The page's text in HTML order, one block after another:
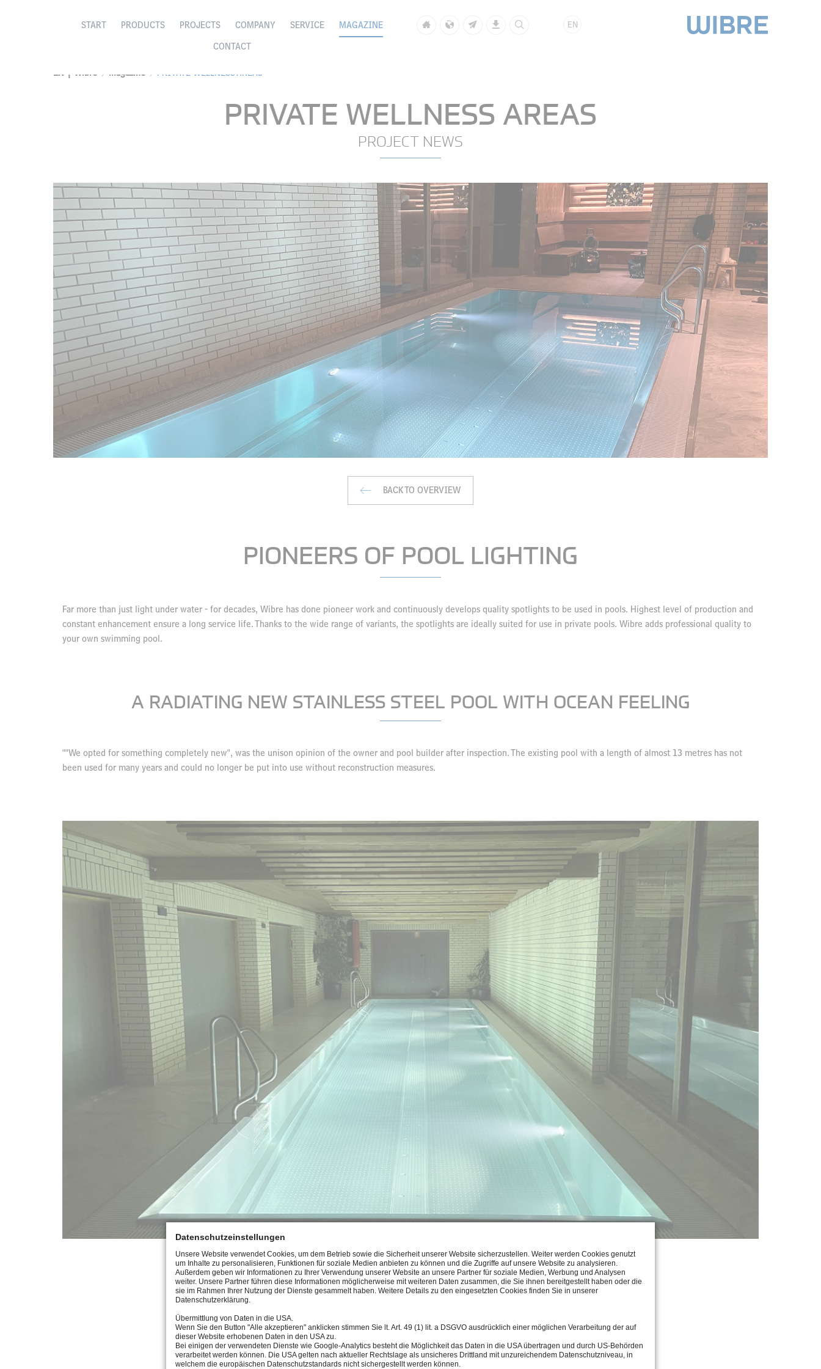
START PRODUCTS PROJECTS COMPANY SERVICE
MAGAZINE
CONTACT
EN
EN | Wibre Magazine PRIVATE WELLNESS AREAS
PRIVATE WELLNESS AREAS
PROJECT NEWS
BACK TO OVERVIEW
PIONEERS OF POOL LIGHTING
Far more than just light under water - for decades, Wibre has done pioneer work and continuously develops quality spotlights to be used in pools. Highest level of production and
constant enhancement ensure a long service life. Thanks to the wide range of variants, the spotlights are ideally suited for use in private pools. Wibre adds professional quality to
your own swimming pool.
A RADIATING NEW STAINLESS STEEL POOL WITH OCEAN FEELING
""We opted for something completely new", was the unison opinion of the owner and pool builder after inspection. The existing pool with a length of almost 13 metres has not
been used for many years and could no longer be put into use without reconstruction measures.
Based on the expert's assessment, the client decided on a modular stainless steel pool - on the one hand, because the
pool is predestined for this due to its shape, and on the other hand, a stainless steel pool is indestructible. Fun splash
In the end, "indestructible" and "stainless steel" were wishes and conditions of the pool owner regarding all other
pool components in contact with the water - above all the lighting.
Datenschutzeinstellungen
Unsere Website verwendet Cookies, um dem Betrieb sowie die Sicherheit unserer Website sicherzustellen. Weiter werden Cookies genutzt
um Inhalte zu personalisieren, Funktionen für soziale Medien anbieten zu können und die Zugriffe auf unsere Website zu analysieren.
Außerdem geben wir Informationen zu Ihrer Verwendung unserer Website an unsere Partner für soziale Medien, Werbung und Analysen
weiter. Unsere Partner führen diese Informationen möglicherweise mit weiteren Daten zusammen, die Sie ihnen bereitgestellt haben oder die
sie im Rahmen Ihrer Nutzung der Dienste gesammelt haben. Weitere Details zu den eingesetzten Cookies finden Sie in unserer
Datenschutzerklärung.
Übermittlung von Daten in die USA.
Wenn Sie den Button "Alle akzeptieren" anklicken stimmen Sie lt. Art. 49 (1) lit. a DSGVO ausdrücklich einer möglichen Verarbeitung der auf
dieser Website erhobenen Daten in den USA zu.
Bei einigen der verwendeten Dienste wie Google-Analytics besteht die Möglichkeit das Daten in die USA übertragen und durch US-Behörden
verarbeitet werden können. Die USA gelten nach aktueller Rechtslage als unsicheres Drittland mit unzureichendem Datenschutzniveau, in
welchem die europäischen Datenschutzstandards nicht sichergestellt werden können.